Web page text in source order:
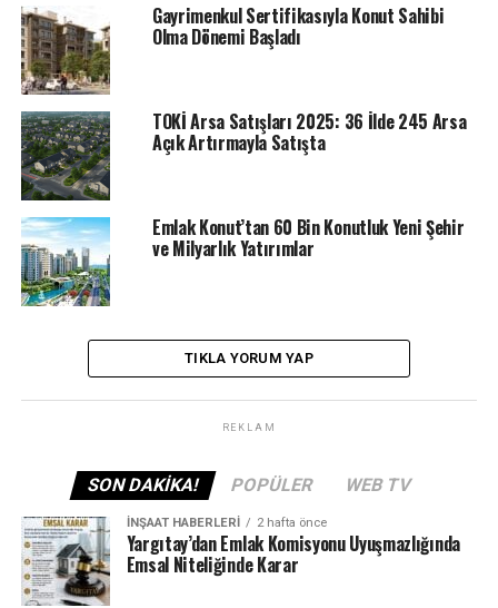
Gayrimenkul Sertifikasıyla Konut Sahibi
Olma Dönemi Başladı
TOKİ Arsa Satışları 2025: 36 İlde 245 Arsa
Açık Artırmayla Satışta
Emlak Konut’tan 60 Bin Konutluk Yeni Şehir
ve Milyarlık Yatırımlar
TIKLA YORUM YAP
REKLAM
SON DAKIKA! POPÜLER WEB TV
İNŞAAT HABERLERI 2 hafta önce
Yargıtay’dan Emlak Komisyonu Uyuşmazlığında
Emsal Niteliğinde Karar